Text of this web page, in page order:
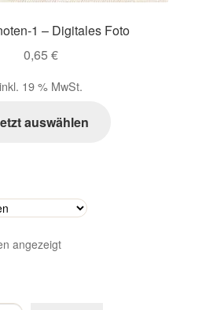
1 – Digitales Foto
0,65 €
inkl. 19 % MwSt.
auswählen
angezeigtNach